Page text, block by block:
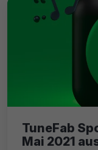
TuneFab
Mai 2021